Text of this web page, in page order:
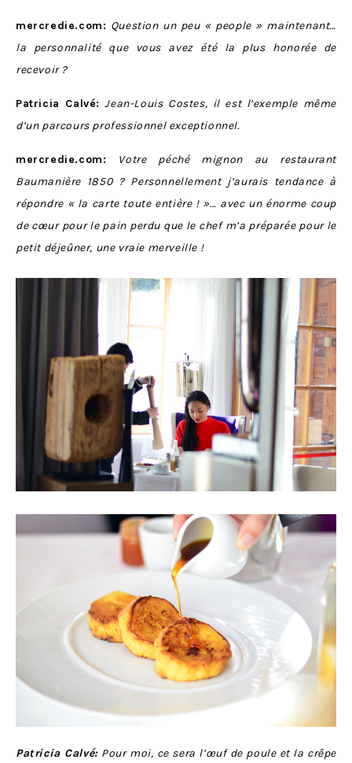
mercredie.com: Question un peu « people » maintenant…
la personnalité que vous avez été la plus honorée de
recevoir ?
Patricia Calvé: Jean-Louis Costes, il est l’exemple même
d’un parcours professionnel exceptionnel.
mercredie.com:
Votre péché mignon au restaurant
Baumanière 1850 ? Personnellement j’aurais tendance à
répondre « la carte toute entière ! »… avec un énorme coup
de cœur pour le pain perdu que le chef m’a préparée pour le
petit déjeûner, une vraie merveille !
Patricia Calvé:Pour moi, ce sera l’œuf de poule et la crêpe